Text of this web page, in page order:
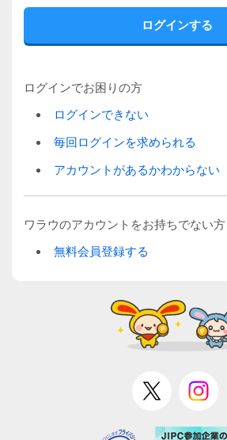
ログインでお困りの方
ログインできない
毎回ログインを求められる
アカウントがあるかわからない
ワラウのアカウントをお持ちでない方
無料会員登録する